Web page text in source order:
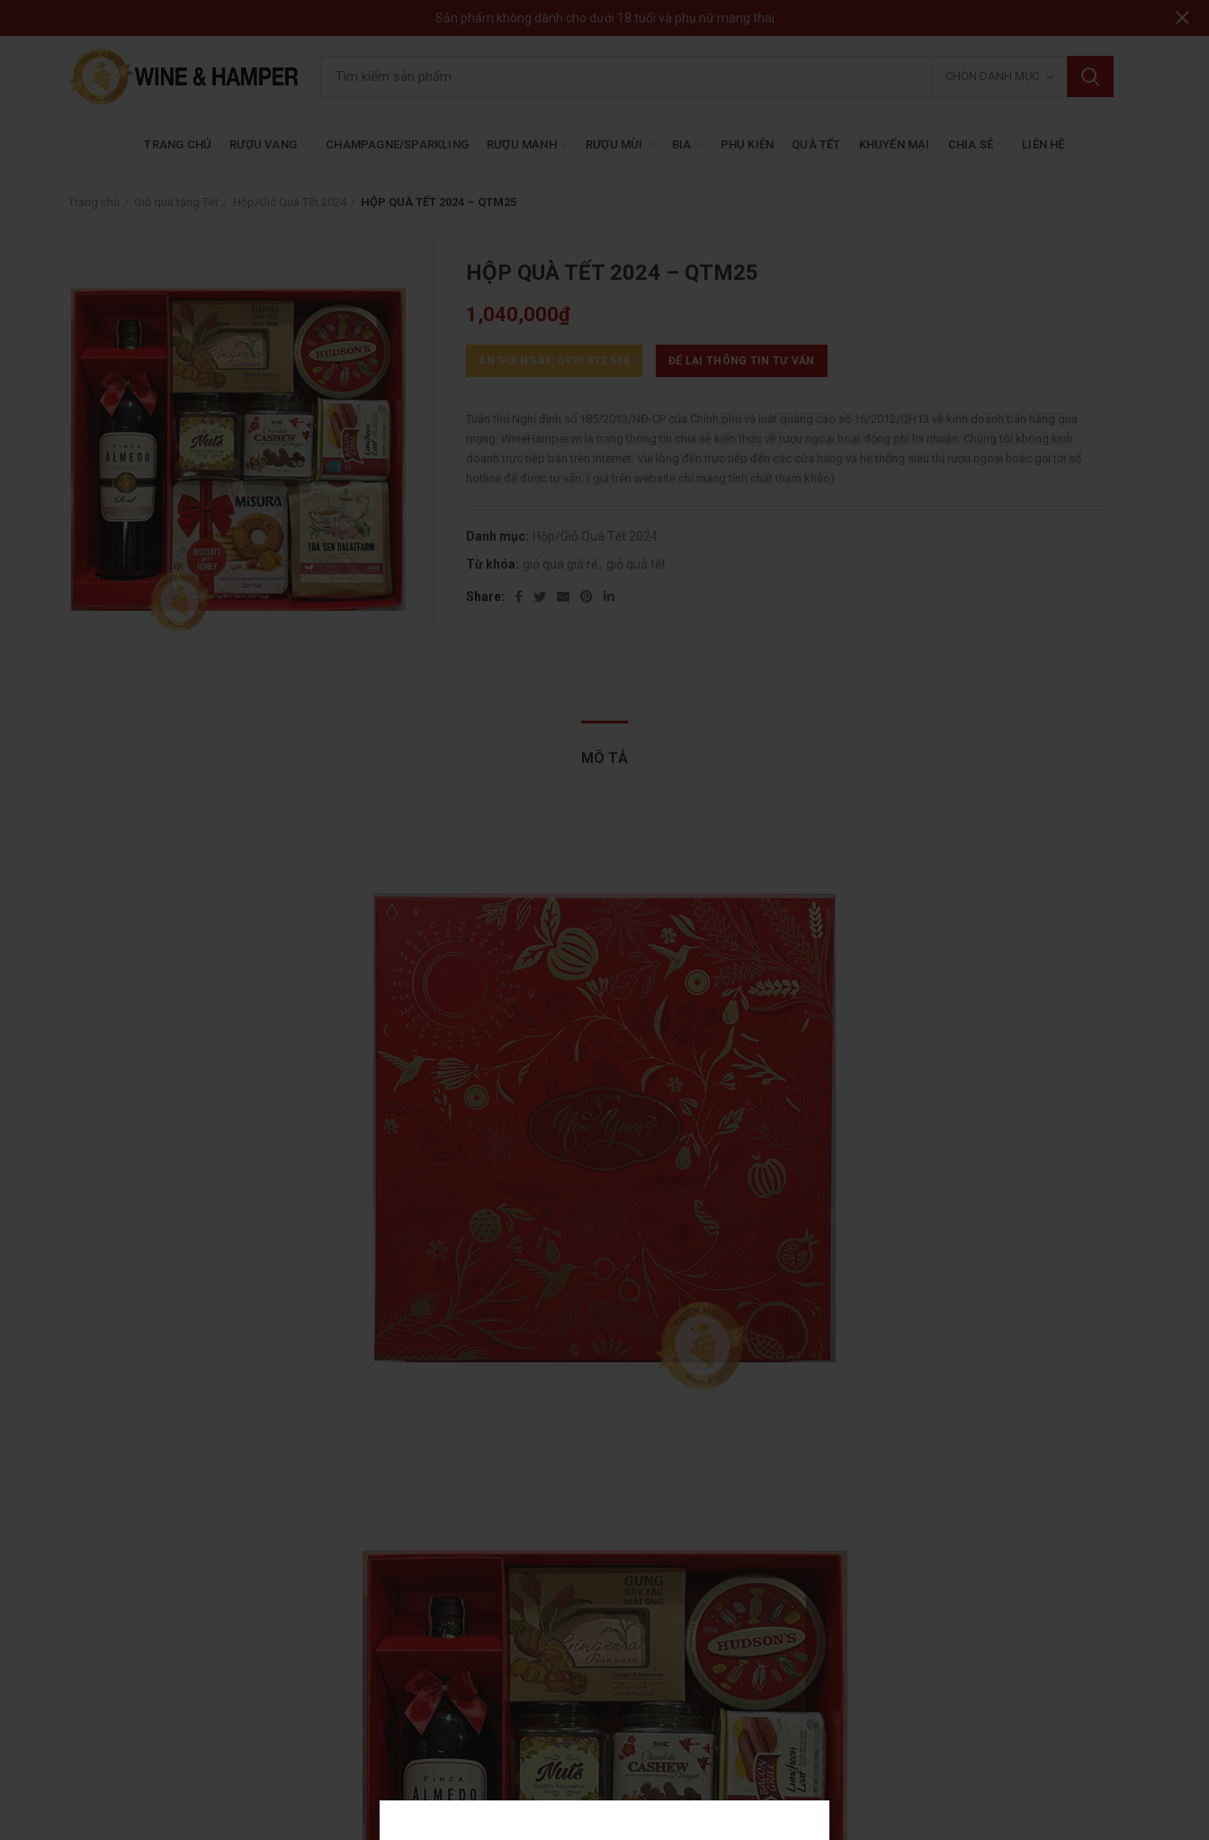
CHỌN DANH MỤC
TRANG CHỦ RƯỢU VANG CHAMPAGNE/SPARKLING RƯỢU MẠNH RƯỢU MÙI BIA PHỤ KIỆN QUÀ TẾT KHUYẾN MẠI CHIA SẺ LIÊN HỆ
HỘP QUÀ TẾT 2024 – QTM25
HỘP QUÀ TẾT 2024 – QTM25
1,040,000₫
ẤN GỌI NGAY: 0935 922 668 ĐỂ LẠI THÔNG TIN TƯ VẤN
Tuân thủ Nghị định số 185/2013/NĐ-CP của Chính phủ và luật quảng cáo số 16/2012/QH13 về kinh doanh bán hàng qua
mạng. WineHamper.vn là trang thông tin chia sẻ kiến thức về rượu ngoại hoạt động phi lơi nhuận. Chúng tôi không kinh
doanh trực tiếp bán trên internet. Vui lòng đến trực tiếp đến các cửa hàng và hệ thống siêu thị rượu ngoại hoặc gọi tới số
hotline để được tư vấn. ( giá trên website chỉ mang tính chất tham khảo)
Danh mục: Hộp/Giỏ Quà Tết 2024
Từ khóa: giỏ quà giá rẻ , giỏ quà tết
Share
MÔ TẢ
Sản phẩm không dành cho dưới 18 tuổi và phụ nữ mang thai